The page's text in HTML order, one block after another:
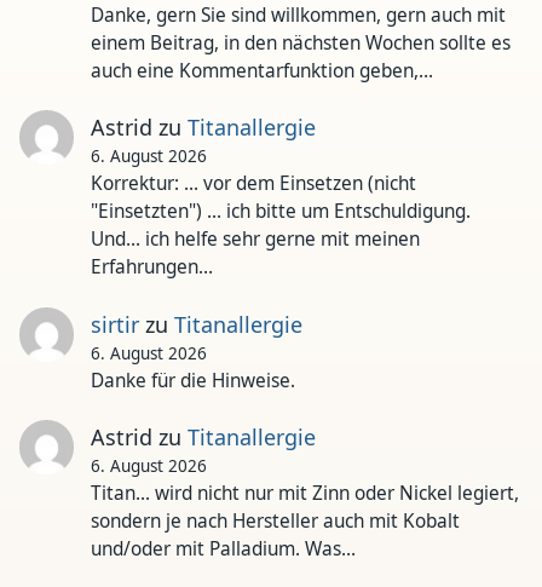
Danke, gern Sie sind willkommen, gern auch mit
einem Beitrag, in den nächsten Wochen sollte es
auch eine Kommentarfunktion geben,…
Astrid zu Titanallergie
6. August 2026
Korrektur: ... vor dem Einsetzen (nicht
"Einsetzten") ... ich bitte um Entschuldigung.
Und... ich helfe sehr gerne mit meinen
Erfahrungen…
sirtirzu Titanallergie
6. August 2026
Danke für die Hinweise.
Astrid zu Titanallergie
6. August 2026
Titan... wird nicht nur mit Zinn oder Nickel legiert,
sondern je nach Hersteller auch mit Kobalt
und/oder mit Palladium. Was…